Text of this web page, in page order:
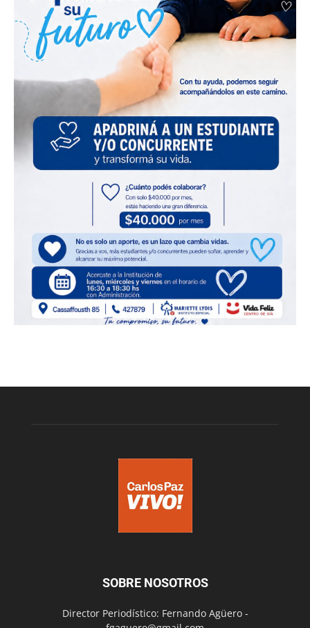
SOBRE NOSOTROS
Director Periodístico: Fernando Agüero -